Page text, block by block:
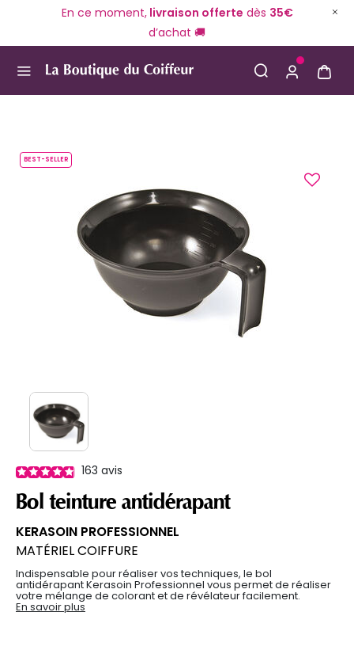
En ce moment,livraison offerte dès 35€
d’achat 🚚
BEST-SELLER
163 avis
Bol teinture antidérapant
KERASOIN PROFESSIONNEL
MATÉRIEL COIFFURE
Indispensable pour réaliser vos techniques, le bol
antidérapant Kerasoin Professionnel vous permet de réaliser
votre mélange de colorant et de révélateur facilement.
En savoir plus